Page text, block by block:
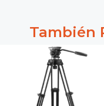
También